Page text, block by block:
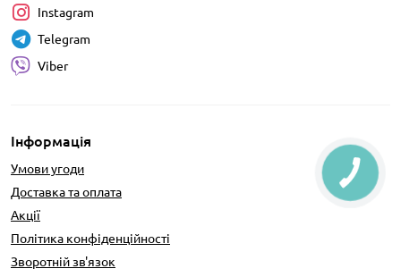
Інформація
Умови угоди
Доставка та оплата
Акції
Політика конфіденційності
Зворотній зв'язок
Instagram
Telegram
Viber